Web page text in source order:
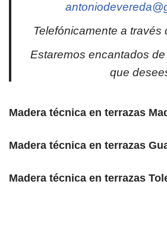
Telefónicamente a través
Estaremos encantados
que
Madera técnica en terrazas
Madera técnica en terrazas
Madera técnica en terrazas